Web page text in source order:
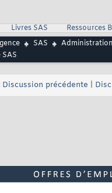
Livres SAS Ressources
SAS
Discussion précédente